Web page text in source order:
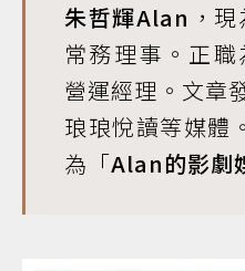
朱哲輝Alan ，
常務理事。正
營運經理。文章
琅琅悅讀等媒體
為「Alan的影劇